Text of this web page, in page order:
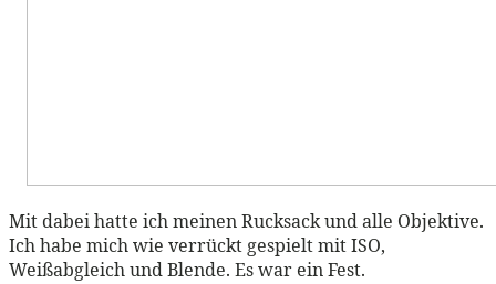
Mit dabei hatte ich meinen Rucksack und alle Objektive.
Ich habe mich wie verrückt gespielt mit ISO,
Weißabgleich und Blende. Es war ein Fest.